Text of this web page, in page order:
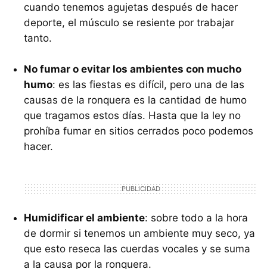
cuando tenemos agujetas después de hacer
deporte, el músculo se resiente por trabajar
tanto.
No fumar o evitar los ambientes con mucho
humo: es las fiestas es difícil, pero una de las
causas de la ronquera es la cantidad de humo
que tragamos estos días. Hasta que la ley no
prohíba fumar en sitios cerrados poco podemos
hacer.
Humidificar el ambiente: sobre todo a la hora
de dormir si tenemos un ambiente muy seco, ya
que esto reseca las cuerdas vocales y se suma
a la causa por la ronquera.